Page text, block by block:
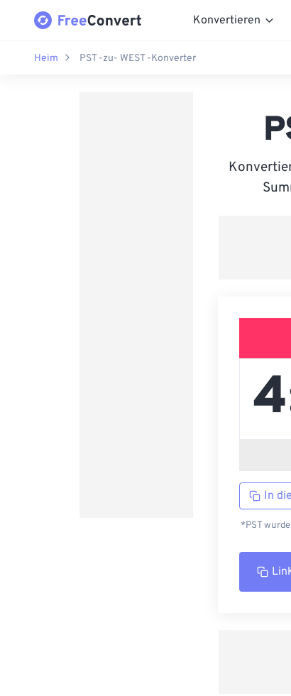
Konvertieren
Heim PST -zu- WEST -Konverter
In
*PST